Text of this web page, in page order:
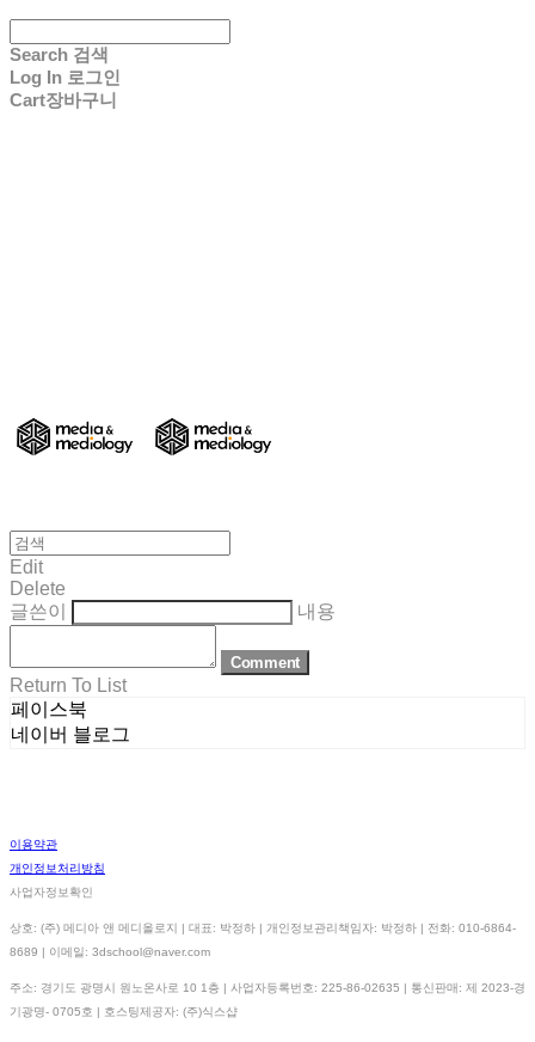
Search 검색
Log In 로그인
Cart장바구니
Edit
Delete
글쓴이
내용
Comment
Return To List
페이스북
네이버 블로그
이용약관
개인정보처리방침
사업자정보확인
상호: (주) 메디아 앤 메디올로지 | 대표: 박정하 | 개인정보관리책임자: 박정하 | 전화: 010-6864-
8689 | 이메일: 3dschool@naver.com
주소: 경기도 광명시 원노온사로 10 1층 | 사업자등록번호: 225-86-02635 | 통신판매: 제 2023-경
기광명- 0705호 | 호스팅제공자: (주)식스샵